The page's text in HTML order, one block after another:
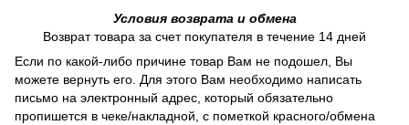
Условия возврата и обмена
Возврат товара за счет покупателя в течение 14 дней
Если по какой-либо причине товар Вам не подошел, Вы
можете вернуть его. Для этого Вам необходимо написать
письмо на электронный адрес, который обязательно
пропишется в чеке/накладной, с пометкой красного/обмена